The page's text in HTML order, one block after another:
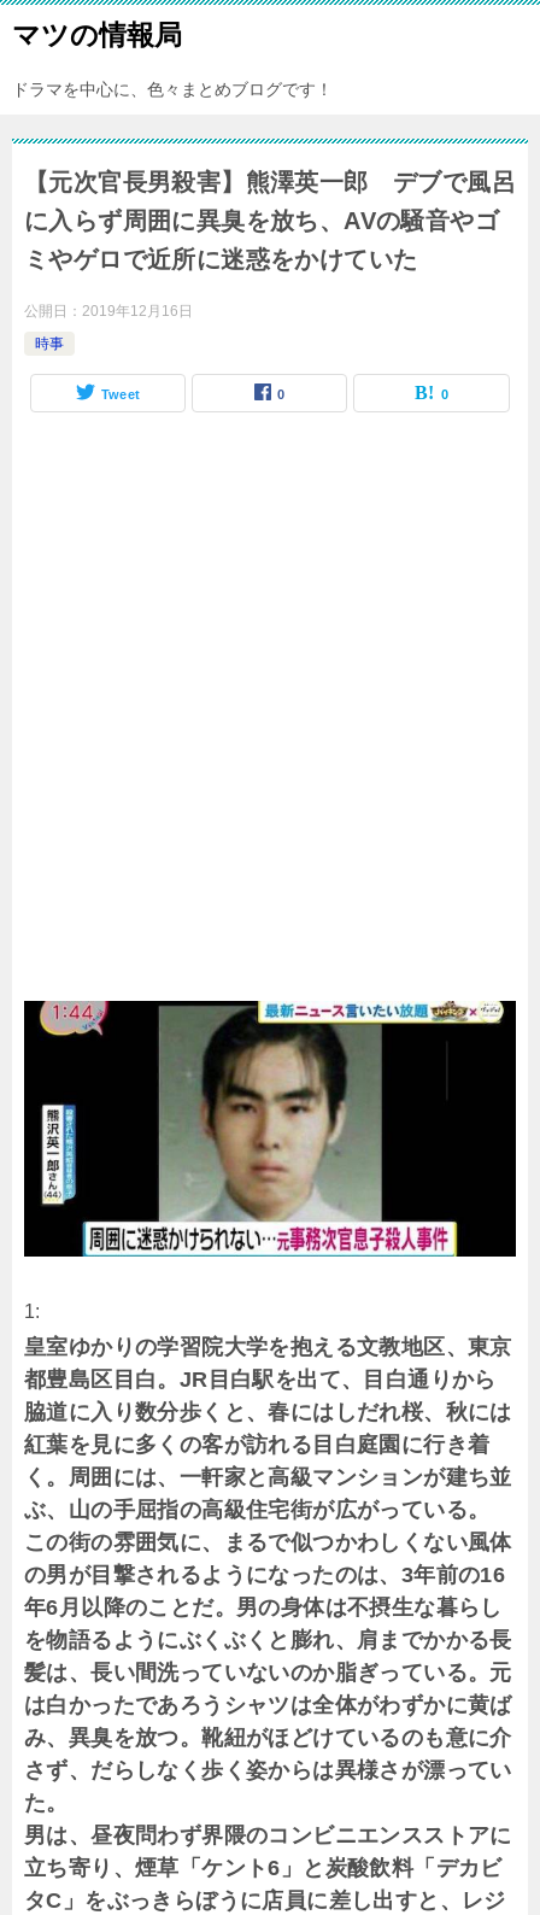
マツの情報局
ドラマを中心に、色々まとめブログです！
【元次官長男殺害】熊澤英一郎 デブで風呂
に入らず周囲に異臭を放ち、AVの騒音やゴ
ミやゲロで近所に迷惑をかけていた
公開日： 2019年12月16日
時事
Tweet 0 0
1:
皇室ゆかりの学習院大学を抱える文教地区、東京
都豊島区目白。JR目白駅を出て、目白通りから
脇道に入り数分歩くと、春にはしだれ桜、秋には
紅葉を見に多くの客が訪れる目白庭園に行き着
く。周囲には、一軒家と高級マンションが建ち並
ぶ、山の手屈指の高級住宅街が広がっている。
この街の雰囲気に、まるで似つかわしくない風体
の男が目撃されるようになったのは、3年前の16
年6月以降のことだ。男の身体は不摂生な暮らし
を物語るようにぶくぶくと膨れ、肩までかかる長
髪は、長い間洗っていないのか脂ぎっている。元
は白かったであろうシャツは全体がわずかに黄ば
み、異臭を放つ。靴紐がほどけているのも意に介
さず、だらしなく歩く姿からは異様さが漂ってい
た。
男は、昼夜問わず界隈のコンビニエンスストアに
立ち寄り、煙草「ケント6」と炭酸飲料「デカビ
タC」をぶっきらぼうに店員に差し出すと、レジ